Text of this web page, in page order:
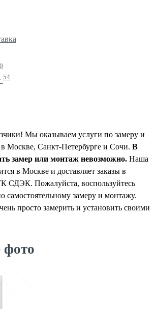
0
54
Мы оказываем услуги по замеру и
Москве, Санкт-Петербурге и Сочи. В
замер или монтаж невозможно. Наша
в Москве и доставляет заказы в
СДЭК. Пожалуйста, воспользуйтесь
самостоятельному замеру и монтажу.
просто замерить и установить своими
фото